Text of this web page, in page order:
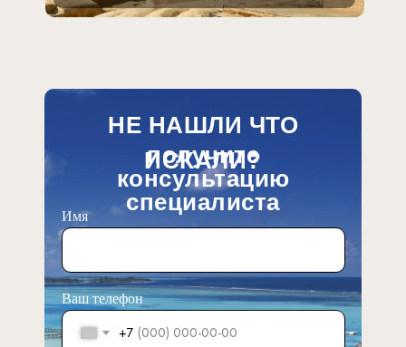
НЕ НАШЛИ ЧТО
ИСКАЛИ?
получите
консультацию
специалиста
Имя
Ваш телефон
+7